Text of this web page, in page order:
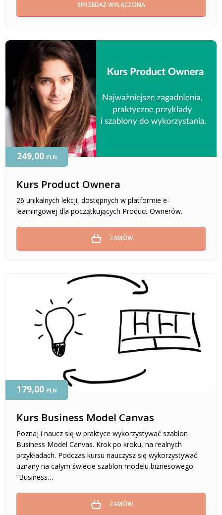
SPRZEDAŻ WYŁĄCZONA
Kurs Product Ownera
26 unikalnych lekcji, dostępnych w platformie e-
learningowej dla początkujących Product Ownerów.
249,00 PLN
ZAMÓW
Kurs Business Model Canvas
Poznaj i naucz się w praktyce wykorzystywać szablon
Business Model Canvas. Krok po kroku, na realnych
przykładach. Podczas kursu nauczysz się wykorzystywać
uznany na całym świecie szablon modelu biznesowego
“Business…
179,00 PLN
ZAMÓW